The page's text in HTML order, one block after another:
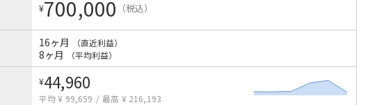
¥700,000 （税込）
16ヶ月 （直近利益）
8ヶ月 （平均利益）
¥44,960
平均 ¥ 99,659 / 最高 ¥ 216,193